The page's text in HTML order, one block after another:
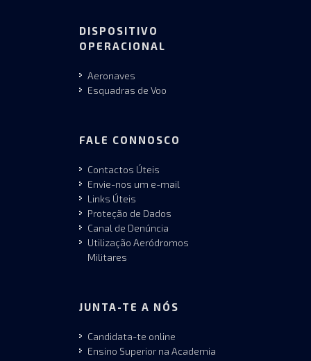
DISPOSITIVO
OPERACIONAL
Aeronaves
Esquadras de Voo
FALE CONNOSCO
Contactos Úteis
Envie-nos um e-mail
Links Úteis
Proteção de Dados
Canal de Denúncia
Utilização Aeródromos
Militares
JUNTA-TE A NÓS
Candidata-te online
Ensino Superior na Academia